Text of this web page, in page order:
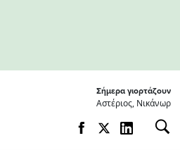
Σήμερα γιορτάζουν
Αστέριος, Νικάνωρ